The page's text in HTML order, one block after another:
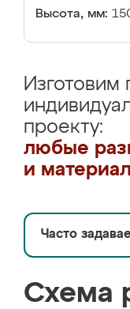
Высота, мм:
Изготовим
проекту:
любые
и
Часто
Схема